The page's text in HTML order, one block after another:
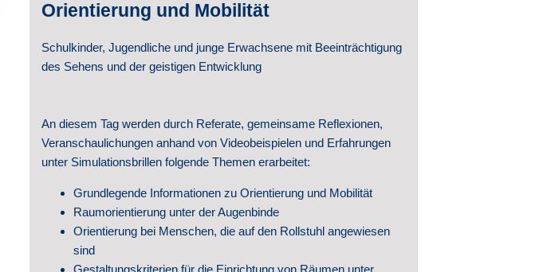
Verein
Videos
Geschichte
Orientierung und Mobilität
Schulkinder, Jugendliche und junge Erwachsene mit Beeinträchtigung
des Sehens und der geistigen Entwicklung
An diesem Tag werden durch Referate, gemeinsame Reflexionen,
Veranschaulichungen anhand von Videobeispielen und Erfahrungen
unter Simulationsbrillen folgende Themen erarbeitet:
Grundlegende Informationen zu Orientierung und Mobilität
Raumorientierung unter der Augenbinde
Orientierung bei Menschen, die auf den Rollstuhl angewiesen
sind
Gestaltungskriterien für die Einrichtung von Räumen unter